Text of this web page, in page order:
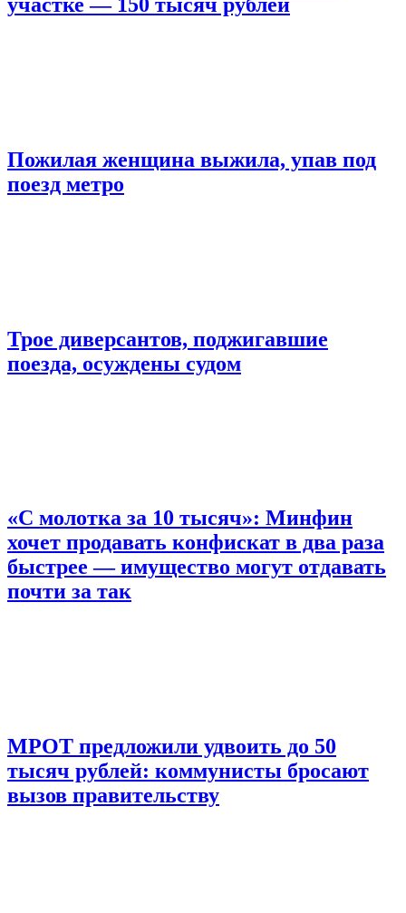
Пожилая женщина выжила, упав под
поезд метро
Трое диверсантов, поджигавшие
поезда, осуждены судом
«С молотка за 10 тысяч»: Минфин
хочет продавать конфискат в два раза
быстрее — имущество могут отдавать
почти за так
МРОТ предложили удвоить до 50
тысяч рублей: коммунисты бросают
вызов правительству